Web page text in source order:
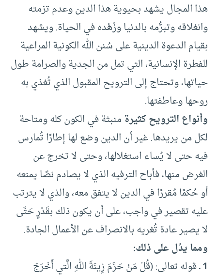
هذا المجال يشهد بحيوية هذا الدين وعدم تزمته
وانغلاقه وتبرُّمه بالدنيا وزُهْده في الحياة. ويشهد
بقيام الدعوة الدينية على سُنن الله الكونية المراعية
للفطرة الإنسانية، التي تمل من الجدية والصرامة طول
حياتها، وتحتاج إلى الترويح المقبول الذي تُغذي به
روحها وعاطفتها.
وأنواع الترويح كثيرةمنبثة في الكون كله ومتاحة
لكل من يريدها. غير أن الدين وضع لها إطارًا تُمارس
فيه حتى لا يُساء استغلالها، وحتى لا تخرج عن
الغرض منها، فأباح الترفيه الذي لا يصادم نصًا يمنعه
أو حُكمًا مُقررًا في الدين لا يتفق معه، والذي لا يترتب
عليه تقصير في واجب، على أن يكون ذلك بقَدْرٍ حَتَّى
لا يصير عادة تُغريه بالانصراف عن الأعمال الجادة.
ومما يدُل على ذلك:
1 ـ قوله تعالى: (قُلْ مَنْ حَرَّمَ زِينَةَ اللهِ الَّتي أَخْرَجَ